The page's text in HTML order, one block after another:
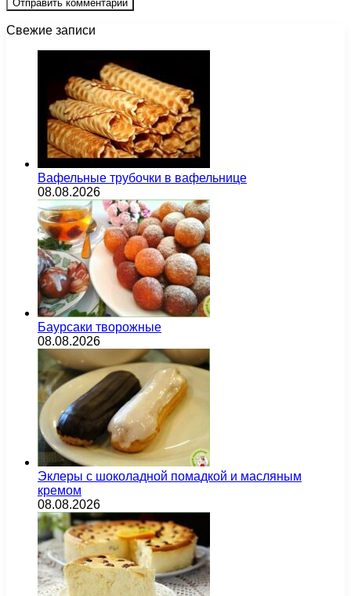
Свежие записи
Вафельные трубочки в вафельнице
08.08.2026
Баурсаки творожные
08.08.2026
Эклеры с шоколадной помадкой и масляным
кремом
08.08.2026